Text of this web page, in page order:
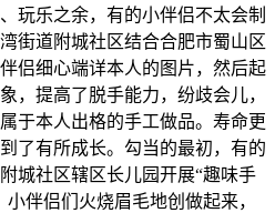
玩乐之余，有的小伴侣不太会制
街道附城社区结合合肥市蜀山区
侣细心端详本人的图片，然后起
，提高了脱手能力，纷歧会儿，
于本人出格的手工做品。寿命更
了有所成长。勾当的最初，有的
城社区辖区长儿园开展“趣味手
伴侣们火烧眉毛地创做起来，